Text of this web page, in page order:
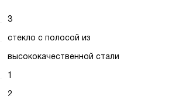
3
стекло с полосой из
высококачественной стали
1
2